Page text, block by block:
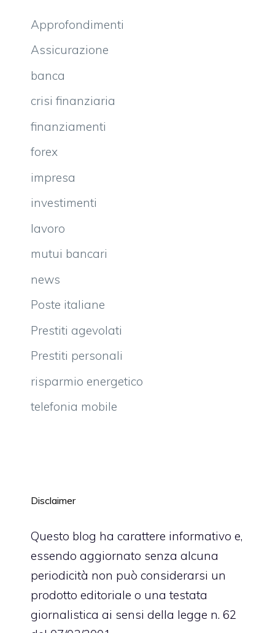
Approfondimenti
Assicurazione
banca
crisi finanziaria
finanziamenti
forex
impresa
investimenti
lavoro
mutui bancari
news
Poste italiane
Prestiti agevolati
Prestiti personali
risparmio energetico
telefonia mobile
Disclaimer
Questo blog ha carattere informativo e,
essendo aggiornato senza alcuna
periodicità non può considerarsi un
prodotto editoriale o una testata
giornalistica ai sensi della legge n. 62